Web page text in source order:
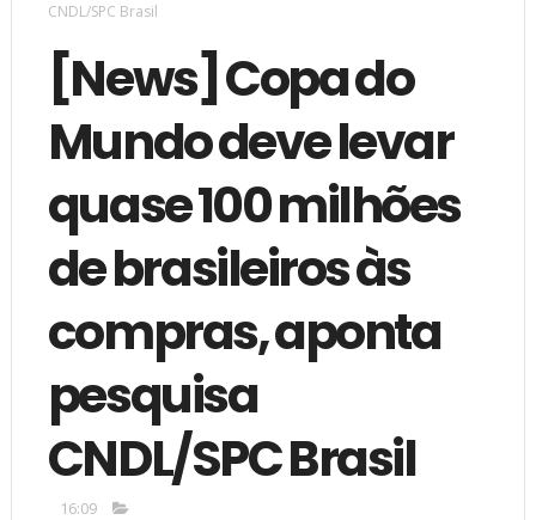
CNDL/SPC Brasil
[News] Copa do
Mundo deve levar
quase 100 milhões
de brasileiros às
compras, aponta
pesquisa
CNDL/SPC Brasil
16:09